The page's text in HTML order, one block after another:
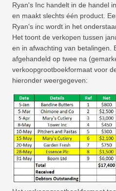
Ryan's Inc handelt in de handel
en maakt slechts één product.
Ryan's inc wordt in het
Het toont de verkopen tussen
en in afwachting van betalingen.
afgehandeld op twee na
verkoopgrootboekformaat voor
hieronder weergegeven: